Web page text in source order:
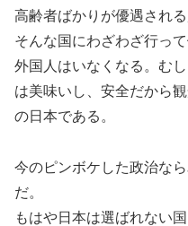
高齢者ばかりが優遇される
そんな国にわざわざ行っ
外国人はいなくなる。む
は美味いし、安全だから
の日本である。
今のピンボケした政治な
だ。
もはや日本は選ばれない